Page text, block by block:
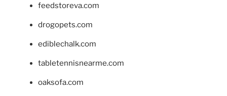
feedstoreva.com
drogopets.com
ediblechalk.com
tabletennisnearme.com
oaksofa.com